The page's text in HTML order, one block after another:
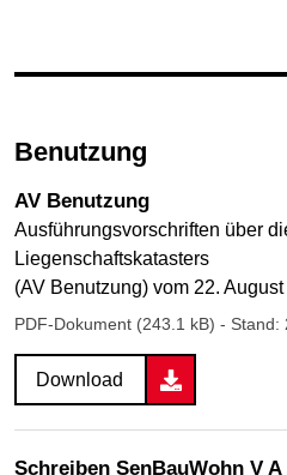
Benutzung
AV Benutzung
Ausführungsvorschriften über
Liegenschaftskatasters
(AV Benutzung) vom 22.
PDF-Dokument (243.1 kB) - Stand:
Download
Schreiben SenBauWohn V A